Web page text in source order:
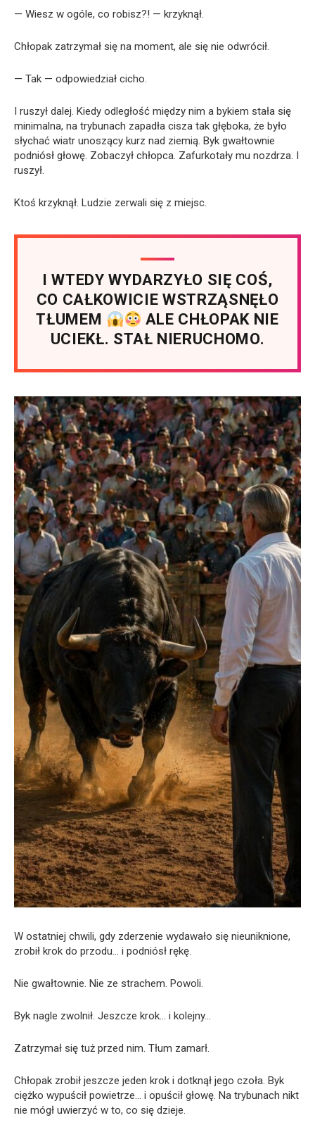
— Wiesz w ogóle, co robisz?! — krzyknął.
Chłopak zatrzymał się na moment, ale się nie odwrócił.
— Tak — odpowiedział cicho.
I ruszył dalej. Kiedy odległość między nim a bykiem stała się
minimalna, na trybunach zapadła cisza tak głęboka, że było
słychać wiatr unoszący kurz nad ziemią. Byk gwałtownie
podniósł głowę. Zobaczył chłopca. Zafurkotały mu nozdrza. I
ruszył.
Ktoś krzyknął. Ludzie zerwali się z miejsc.
I WTEDY WYDARZYŁO SIĘ COŚ,
CO CAŁKOWICIE WSTRZĄSNĘŁO
TŁUMEM
ALE CHŁOPAK NIE
UCIEKŁ. STAŁ NIERUCHOMO.
W ostatniej chwili, gdy zderzenie wydawało się nieuniknione,
zrobił krok do przodu… i podniósł rękę.
Nie gwałtownie. Nie ze strachem. Powoli.
Byk nagle zwolnił. Jeszcze krok… i kolejny…
Zatrzymał się tuż przed nim. Tłum zamarł.
Chłopak zrobił jeszcze jeden krok i dotknął jego czoła. Byk
ciężko wypuścił powietrze… i opuścił głowę. Na trybunach nikt
nie mógł uwierzyć w to, co się dzieje.